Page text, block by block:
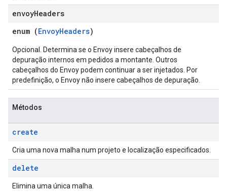
envoyHeaders
enum (EnvoyHeaders)
Opcional. Determina se o Envoy insere cabeçalhos de
depuração internos em pedidos a montante. Outros
cabeçalhos do Envoy podem continuar a ser injetados. Por
predefinição, o Envoy não insere cabeçalhos de depuração.
Métodos
create
Cria uma nova malha num projeto e localização especificados.
delete
Elimina uma única malha.